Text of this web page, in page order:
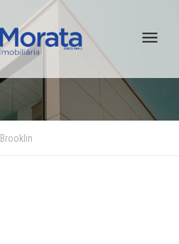
Brooklin